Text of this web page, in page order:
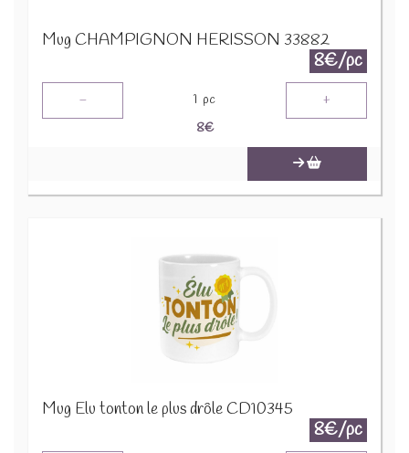
Mug CHAMPIGNON HERISSON 33882
8€/pc
- 1 pc +
8€
Mug Elu tonton le plus drôle CD10345
8€/pc